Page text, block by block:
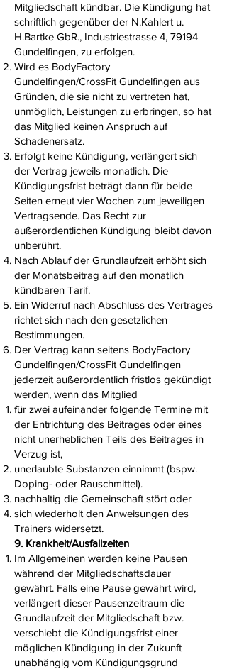
Mitgliedschaft kündbar. Die Kündigung hat
schriftlich gegenüber der N.Kahlert u.
H.Bartke GbR., Industriestrasse 4, 79194
Gundelfingen, zu erfolgen.
Wird es BodyFactory
Gundelfingen/CrossFit Gundelfingen aus
Gründen, die sie nicht zu vertreten hat,
unmöglich, Leistungen zu erbringen, so hat
das Mitglied keinen Anspruch auf
Schadenersatz.
Erfolgt keine Kündigung, verlängert sich
der Vertrag jeweils monatlich. Die
Kündigungsfrist beträgt dann für beide
Seiten erneut vier Wochen zum jeweiligen
Vertragsende. Das Recht zur
außerordentlichen Kündigung bleibt davon
unberührt.
Nach Ablauf der Grundlaufzeit erhöht sich
der Monatsbeitrag auf den monatlich
kündbaren Tarif.
Ein Widerruf nach Abschluss des Vertrages
richtet sich nach den gesetzlichen
Bestimmungen.
Der Vertrag kann seitens BodyFactory
Gundelfingen/CrossFit Gundelfingen
jederzeit außerordentlich fristlos gekündigt
werden, wenn das Mitglied
für zwei aufeinander folgende Termine mit
der Entrichtung des Beitrages oder eines
nicht unerheblichen Teils des Beitrages in
Verzug ist,
unerlaubte Substanzen einnimmt (bspw.
Doping- oder Rauschmittel).
nachhaltig die Gemeinschaft stört oder
sich wiederholt den Anweisungen des
Trainers widersetzt.
9. Krankheit/Ausfallzeiten
Im Allgemeinen werden keine Pausen
während der Mitgliedschaftsdauer
gewährt. Falls eine Pause gewährt wird,
verlängert dieser Pausenzeitraum die
Grundlaufzeit der Mitgliedschaft bzw.
verschiebt die Kündigungsfrist einer
möglichen Kündigung in der Zukunft
unabhängig vom Kündigungsgrund